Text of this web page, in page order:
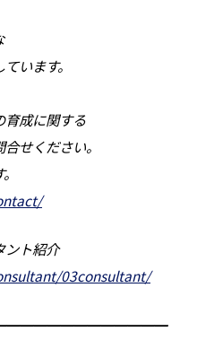
います。
育成に関する
せください。
ント紹介
03consultant/